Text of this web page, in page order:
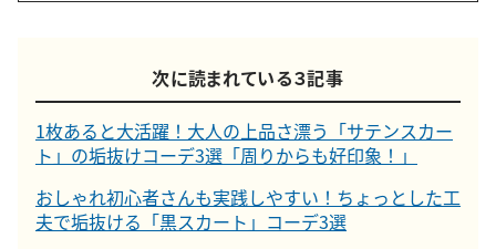
次に読まれている３記事
1枚あると大活躍！大人の上品さ漂う「サテンスカー
ト」の垢抜けコーデ3選「周りからも好印象！」
おしゃれ初心者さんも実践しやすい！ちょっとした工
夫で垢抜ける「黒スカート」コーデ3選